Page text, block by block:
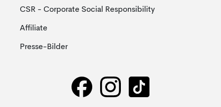
CSR - Corporate Social Responsibility
Affiliate
Presse-Bilder